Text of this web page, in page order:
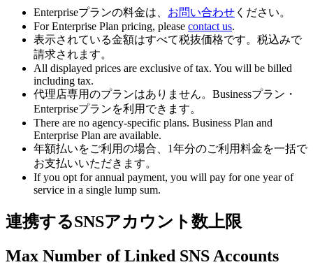
Enterpriseプランの料金は、 お問い合わせ ください。
For Enterprise Plan pricing, please contact us.
表示されている金額はすべて税抜価格です。税込みで
請求されます。
All displayed prices are exclusive of tax. You will be billed
including tax.
代理店専用のプランはありません。Businessプラン・
Enterpriseプランを利用できます。
There are no agency-specific plans. Business Plan and
Enterprise Plan are available.
年額払いをご利用の場合、1年分のご利用料金を一括で
お支払いいただきます。
If you opt for annual payment, you will pay for one year of
service in a single lump sum.
連携するSNSアカウント数上限
Max Number of Linked SNS Accounts